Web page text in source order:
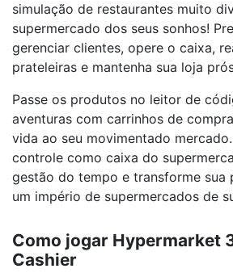
simulação de restaurantes muito
supermercado dos seus sonhos!
gerenciar clientes, opere o caixa,
prateleiras e mantenha sua loja
Passe os produtos no leitor de
aventuras com carrinhos de
vida ao seu movimentado
controle como caixa do
gestão do tempo e transforme sua
um império de supermercados de
Como jogar Hypermarket
Cashier